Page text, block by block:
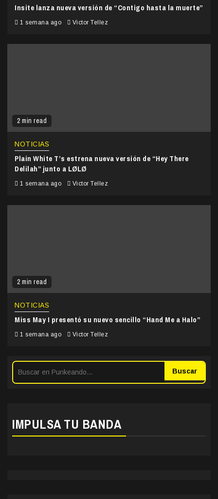
Insite lanza nueva versión de “Contigo hasta la muerte”
1 semana ago Victor Tellez
2 min read
NOTICIAS
Plain White T’s estrena nueva versión de “Hey There
Delilah” junto a LØLØ
1 semana ago Victor Tellez
2 min read
NOTICIAS
Miss May I presentó su nuevo sencillo “Hand Me a Halo”
1 semana ago Victor Tellez
Buscar
IMPULSA TU BANDA